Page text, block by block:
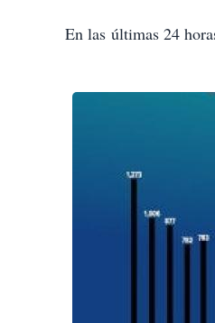
En las últimas 24